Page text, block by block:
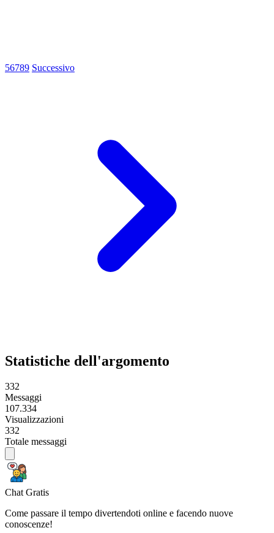
56789 Successivo
Statistiche dell'argomento
332
Messaggi
107.334
Visualizzazioni
332
Totale messaggi
Chat Gratis
Come passare il tempo divertendoti online e facendo nuove
conoscenze!